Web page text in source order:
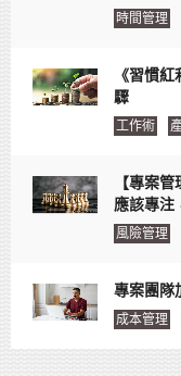
時間管理
《習慣
驟
工作術
【專案
應該專注
風險管理
專案團隊
成本管理